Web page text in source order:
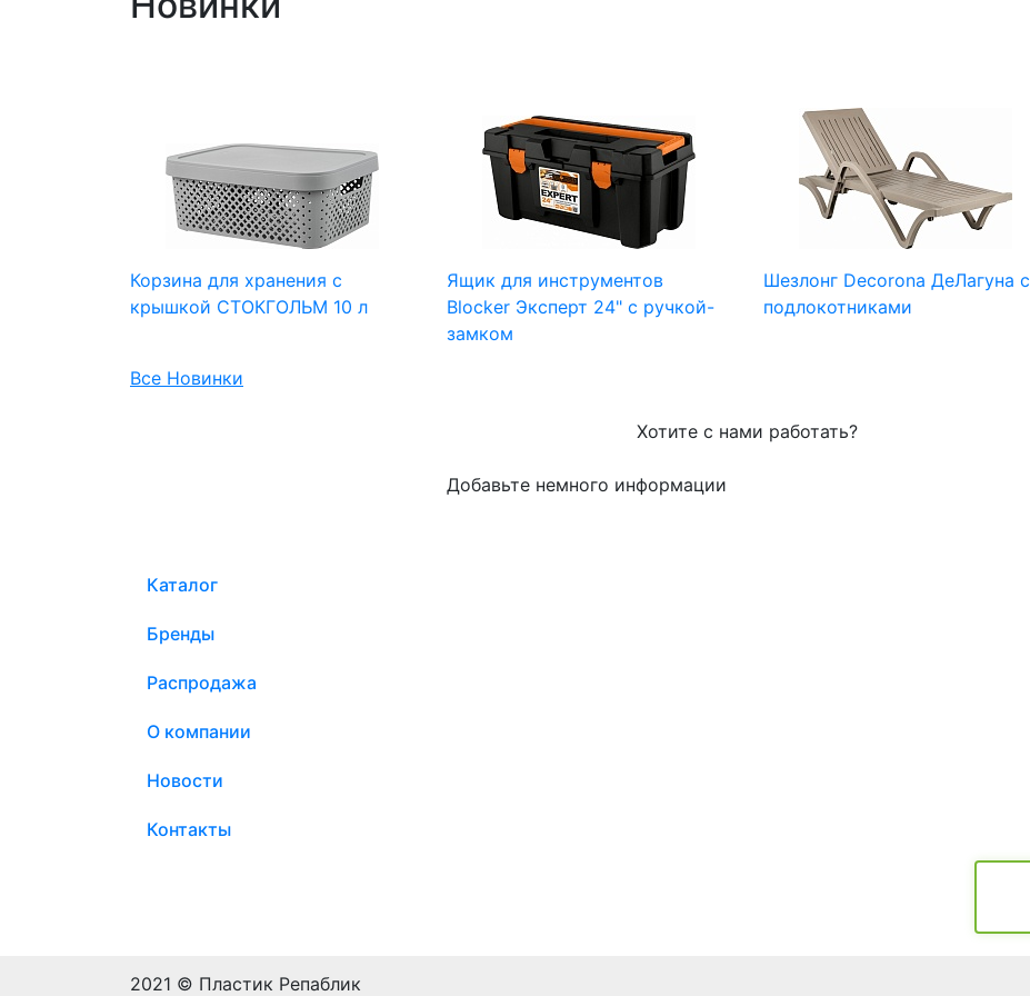
Корзина для хранения с
крышкой СТОКГОЛЬМ 10 л
Ящик для инструментов
Blocker Эксперт 24" с ручкой-
замком
Шезлонг Decorona ДеЛагуна с
подлокотниками
Все Новинки
Хотите с нами работать?
Добавьте немного информации
Каталог
Бренды
Распродажа
О компании
Новости
Контакты
2021 © Пластик Репаблик